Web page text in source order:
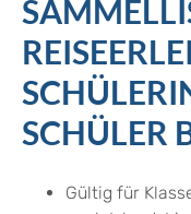
SCHÜLER
Gültig für